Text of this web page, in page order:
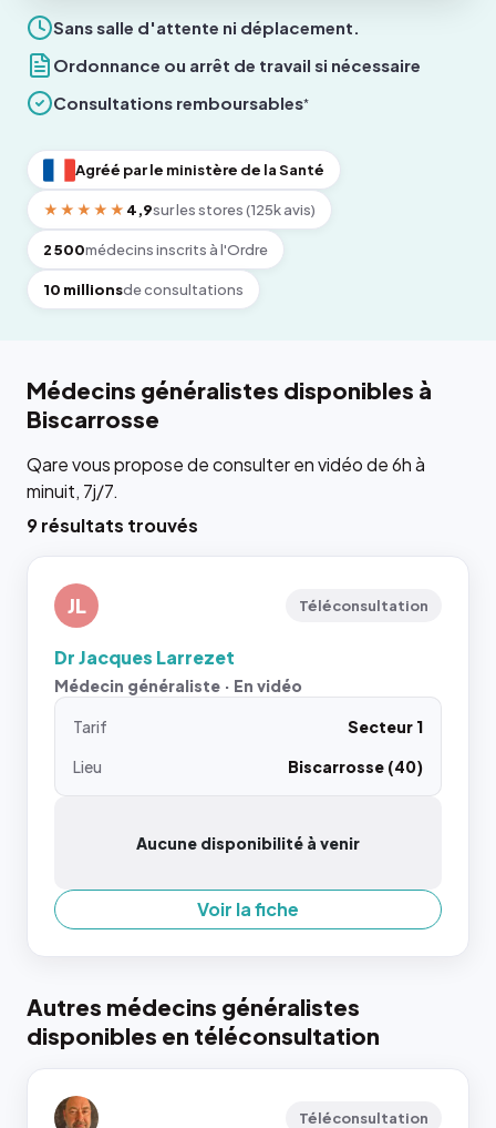
Sans salle d'attente ni déplacement.
Ordonnance ou arrêt de travail si nécessaire
Consultations remboursables*
Agréé par le ministère de la Santé
★★★★★ 4,9sur les stores (125k avis)
2 500médecins inscrits à l'Ordre
10 millionsde consultations
Médecins généralistes disponibles à
Biscarrosse
Qare vous propose de consulter en vidéo de 6h à
minuit, 7j/7.
9 résultats trouvés
JL Téléconsultation
Dr Jacques Larrezet
Médecin généraliste · En vidéo
Tarif
Secteur 1
Lieu
Biscarrosse (40)
Aucune disponibilité à venir
Voir la fiche
Autres médecins généralistes
disponibles en téléconsultation
Téléconsultation